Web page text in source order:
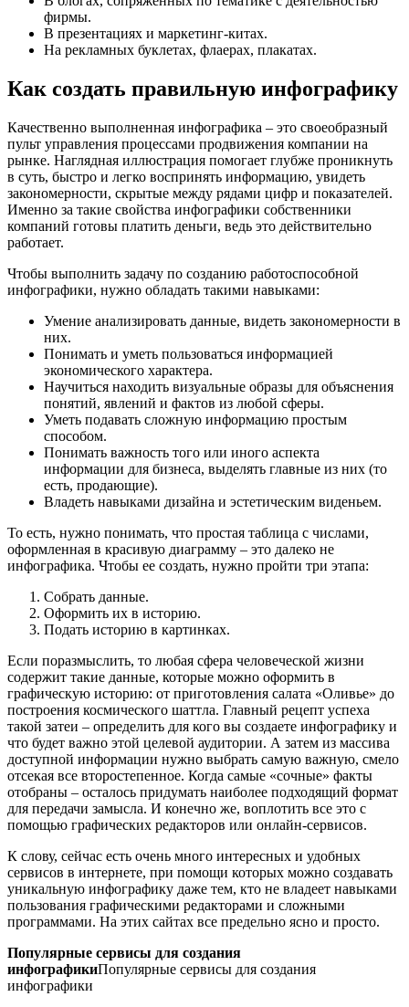
фирмы.
В презентациях и маркетинг-китах.
На рекламных буклетах, флаерах, плакатах.
Как создать правильную инфографику
Качественно выполненная инфографика – это своеобразный
пульт управления процессами продвижения компании на
рынке. Наглядная иллюстрация помогает глубже проникнуть
в суть, быстро и легко воспринять информацию, увидеть
закономерности, скрытые между рядами цифр и показателей.
Именно за такие свойства инфографики собственники
компаний готовы платить деньги, ведь это действительно
работает.
Чтобы выполнить задачу по созданию работоспособной
инфографики, нужно обладать такими навыками:
Умение анализировать данные, видеть закономерности в
них.
Понимать и уметь пользоваться информацией
экономического характера.
Научиться находить визуальные образы для объяснения
понятий, явлений и фактов из любой сферы.
Уметь подавать сложную информацию простым
способом.
Понимать важность того или иного аспекта
информации для бизнеса, выделять главные из них (то
есть, продающие).
Владеть навыками дизайна и эстетическим виденьем.
То есть, нужно понимать, что простая таблица с числами,
оформленная в красивую диаграмму – это далеко не
инфографика. Чтобы ее создать, нужно пройти три этапа:
Собрать данные.
Оформить их в историю.
Подать историю в картинках.
Если поразмыслить, то любая сфера человеческой жизни
содержит такие данные, которые можно оформить в
графическую историю: от приготовления салата «Оливье» до
построения космического шаттла. Главный рецепт успеха
такой затеи – определить для кого вы создаете инфографику и
что будет важно этой целевой аудитории. А затем из массива
доступной информации нужно выбрать самую важную, смело
отсекая все второстепенное. Когда самые «сочные» факты
отобраны – осталось придумать наиболее подходящий формат
для передачи замысла. И конечно же, воплотить все это с
помощью графических редакторов или онлайн-сервисов.
К слову, сейчас есть очень много интересных и удобных
сервисов в интернете, при помощи которых можно создавать
уникальную инфографику даже тем, кто не владеет навыками
пользования графическими редакторами и сложными
программами. На этих сайтах все предельно ясно и просто.
Популярные сервисы для создания
инфографикиПопулярные сервисы для создания
инфографики